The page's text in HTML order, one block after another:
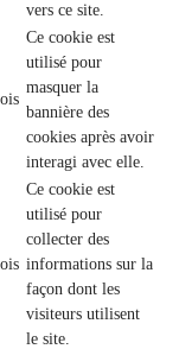
vers ce site.
Ce cookie est
utilisé pour
masquer la
bannière des
cookies après avoir
interagi avec elle.
Ce cookie est
utilisé pour
collecter des
informations sur la
façon dont les
visiteurs utilisent
le site.